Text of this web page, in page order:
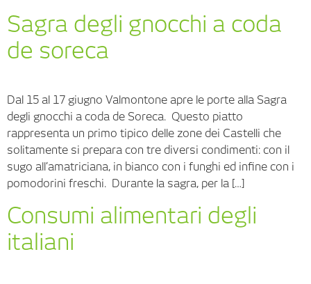
Sagra degli gnocchi a coda
de soreca
Dal 15 al 17 giugno Valmontone apre le porte alla Sagra
degli gnocchi a coda de Soreca. Questo piatto
rappresenta un primo tipico delle zone dei Castelli che
solitamente si prepara con tre diversi condimenti: con il
sugo all’amatriciana, in bianco con i funghi ed infine con i
pomodorini freschi. Durante la sagra, per la […]
Consumi alimentari degli
italiani